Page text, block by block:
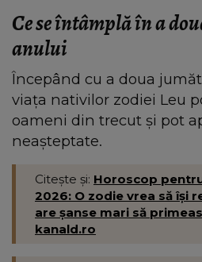
Ce se întâmplă în a
anului
Începând cu a doua
viața nativilor zodiei Leu
oameni din trecut și pot
neașteptate.
Citește și: Horoscop
2026: O zodie vrea să își
are șanse mari să
kanald.ro